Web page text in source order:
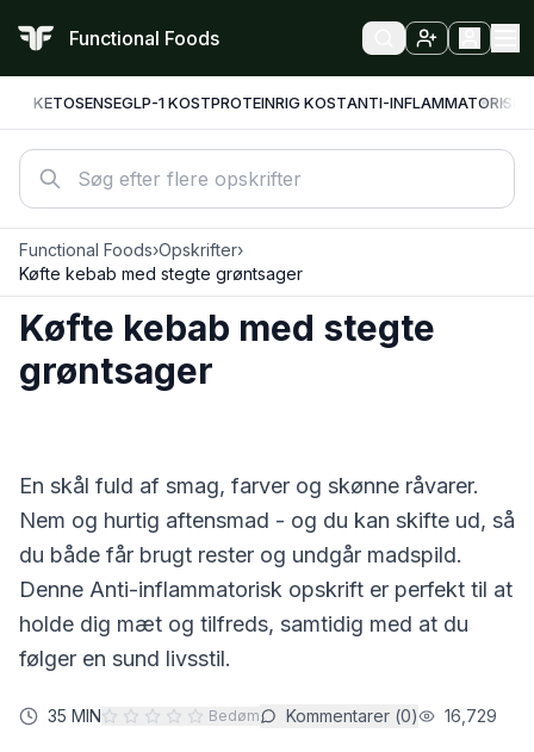
Functional Foods
KETOSENSEGLP-1 KOSTPROTEINRIG KOSTANTI-INFLAMMATORISK
Functional Foods›Opskrifter›
Køfte kebab med stegte grøntsager
Køfte kebab med stegte
grøntsager
En skål fuld af smag, farver og skønne råvarer.
Nem og hurtig aftensmad - og du kan skifte ud, så
du både får brugt rester og undgår madspild.
Denne Anti-inflammatorisk opskrift er perfekt til at
holde dig mæt og tilfreds, samtidig med at du
følger en sund livsstil.
35 MIN Bedøm Kommentarer (0) 16,729